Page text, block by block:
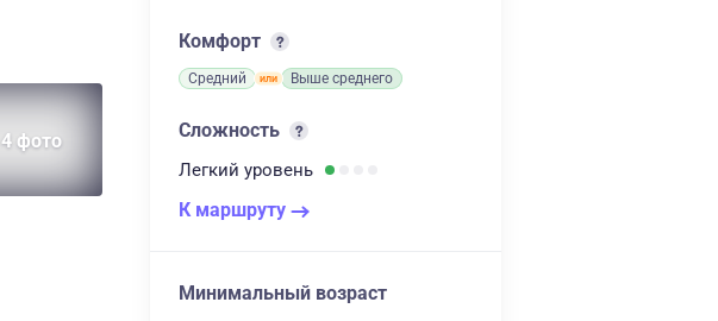
фото
Комфорт
Средний Выше среднего
Сложность
Легкий уровень
К маршруту
Минимальный возраст